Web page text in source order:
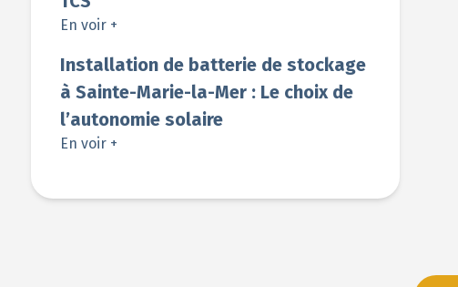
En voir +
Installation de batterie de stockage
à Sainte-Marie-la-Mer : Le choix de
l’autonomie solaire
En voir +